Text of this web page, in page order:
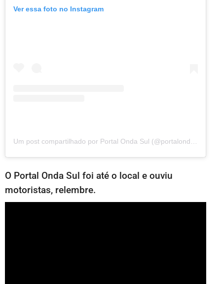
Ver essa foto no Instagram
Um post compartilhado por Portal Onda Sul (@portalondasul)
O Portal Onda Sul foi até o local e ouviu
motoristas, relembre.